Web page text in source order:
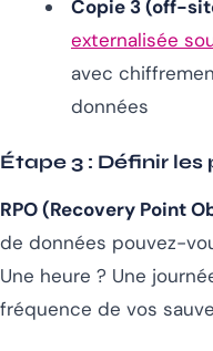
Copie 3 (off-
externalisée
avec
données
Étape 3 : Définir
RPO (Recovery Point
de données pouvez-
Une heure ? Une
fréquence de vos